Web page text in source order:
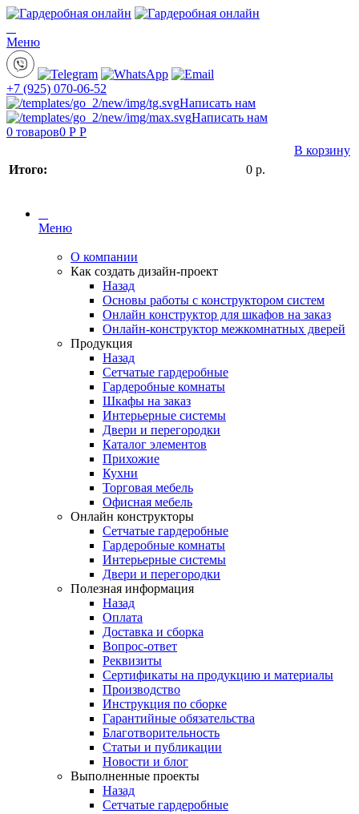
Меню
+7 (925) 070-06-52
Написать нам
Написать нам
0 товаров0 Р Р
В корзину
Итого:
0 р.
Меню
О компании
Как создать дизайн-проект
Назад
Основы работы с конструктором систем
Онлайн конструктор для шкафов на заказ
Онлайн-конструктор межкомнатных дверей
Продукция
Назад
Сетчатые гардеробные
Гардеробные комнаты
Шкафы на заказ
Интерьерные системы
Двери и перегородки
Каталог элементов
Прихожие
Кухни
Торговая мебель
Офисная мебель
Онлайн конструкторы
Сетчатые гардеробные
Гардеробные комнаты
Интерьерные системы
Двери и перегородки
Полезная информация
Назад
Оплата
Доставка и сборка
Вопрос-ответ
Реквизиты
Сертификаты на продукцию и материалы
Производство
Инструкция по сборке
Гарантийные обязательства
Благотворительность
Статьи и публикации
Новости и блог
Выполненные проекты
Назад
Сетчатые гардеробные